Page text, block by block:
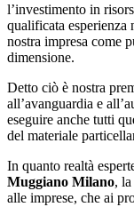
l’investimento in
qualificata esperienza
nostra impresa come
dimensione.
Detto ciò è nostra
all’avanguardia e
eseguire anche tutti
del materiale
In quanto realtà
Muggiano Milano,
alle imprese, che ai